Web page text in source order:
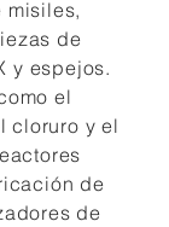
misiles,
de
y espejos.
el
cloruro y el
de
de